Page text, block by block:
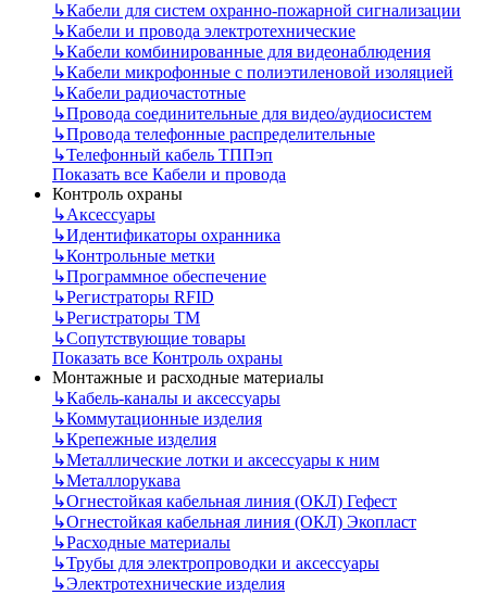
↳Кабели для систем охранно-пожарной сигнализации
↳Кабели и провода электротехнические
↳Кабели комбинированные для видеонаблюдения
↳Кабели микрофонные с полиэтиленовой изоляцией
↳Кабели радиочастотные
↳Провода соединительные для видео/аудиосистем
↳Провода телефонные распределительные
↳Телефонный кабель ТППэп
Показать все Кабели и провода
Контроль охраны
↳Аксессуары
↳Идентификаторы охранника
↳Контрольные метки
↳Программное обеспечение
↳Регистраторы RFID
↳Регистраторы ТМ
↳Сопутствующие товары
Показать все Контроль охраны
Монтажные и расходные материалы
↳Кабель-каналы и аксессуары
↳Коммутационные изделия
↳Крепежные изделия
↳Металлические лотки и аксессуары к ним
↳Металлорукава
↳Огнестойкая кабельная линия (ОКЛ) Гефест
↳Огнестойкая кабельная линия (ОКЛ) Экопласт
↳Расходные материалы
↳Трубы для электропроводки и аксессуары
↳Электротехнические изделия